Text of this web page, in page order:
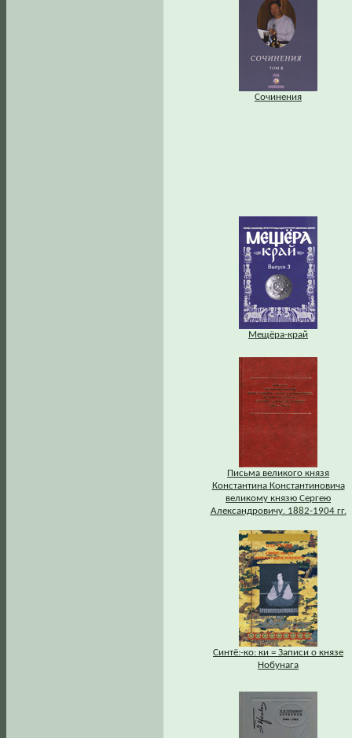
Сочинения
Мещёра-край
Письма великого князя
Константина Константиновича
великому князю Сергею
Александровичу. 1882-1904 гг.
Синтё:-ко: ки = Записи о князе
Нобунага